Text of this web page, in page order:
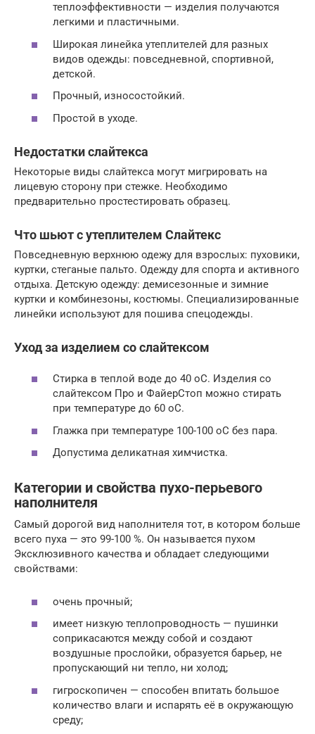
теплоэффективности — изделия получаются
легкими и пластичными.
Широкая линейка утеплителей для разных
видов одежды: повседневной, спортивной,
детской.
Прочный, износостойкий.
Простой в уходе.
Недостатки слайтекса
Некоторые виды слайтекса могут мигрировать на
лицевую сторону при стежке. Необходимо
предварительно простестировать образец.
Что шьют с утеплителем Слайтекс
Повседневную верхнюю одежу для взрослых: пуховики,
куртки, стеганые пальто. Одежду для спорта и активного
отдыха. Детскую одежду: демисезонные и зимние
куртки и комбинезоны, костюмы. Специализированные
линейки используют для пошива спецодежды.
Уход за изделием со слайтексом
Стирка в теплой воде до 40 oC. Изделия со
слайтексом Про и ФайерСтоп можно стирать
при температуре до 60 oC.
Глажка при температуре 100-100 oC без пара.
Допустима деликатная химчистка.
Категории и свойства пухо-перьевого
наполнителя
Самый дорогой вид наполнителя тот, в котором больше
всего пуха — это 99-100 %. Он называется пухом
Эксклюзивного качества и обладает следующими
свойствами:
очень прочный;
имеет низкую теплопроводность — пушинки
соприкасаются между собой и создают
воздушные прослойки, образуется барьер, не
пропускающий ни тепло, ни холод;
гигроскопичен — способен впитать большое
количество влаги и испарять её в окружающую
среду;